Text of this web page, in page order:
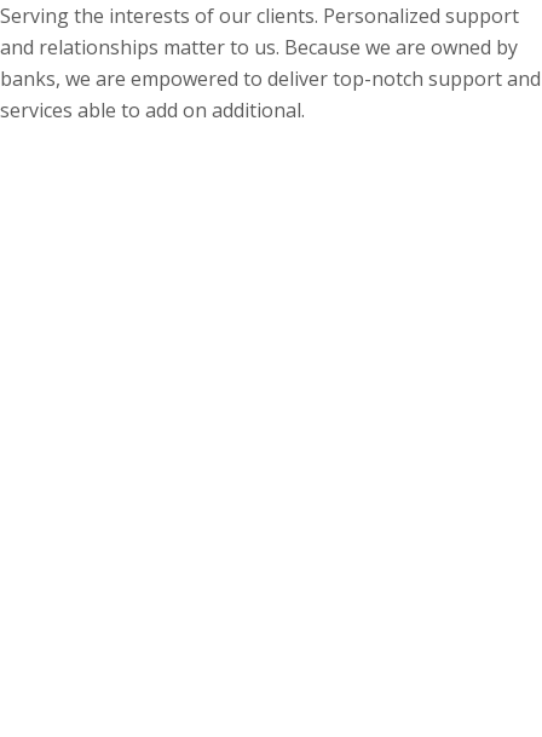
Serving the interests of our clients. Personalized support
and relationships matter to us. Because we are owned by
banks, we are empowered to deliver top-notch support and
services able to add on additional.